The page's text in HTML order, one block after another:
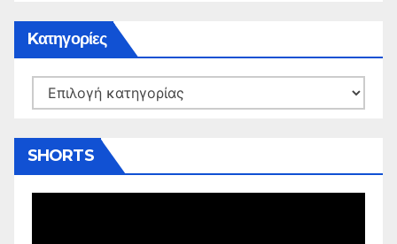
Kατηγορίες
Kατηγορίες
SHORTS